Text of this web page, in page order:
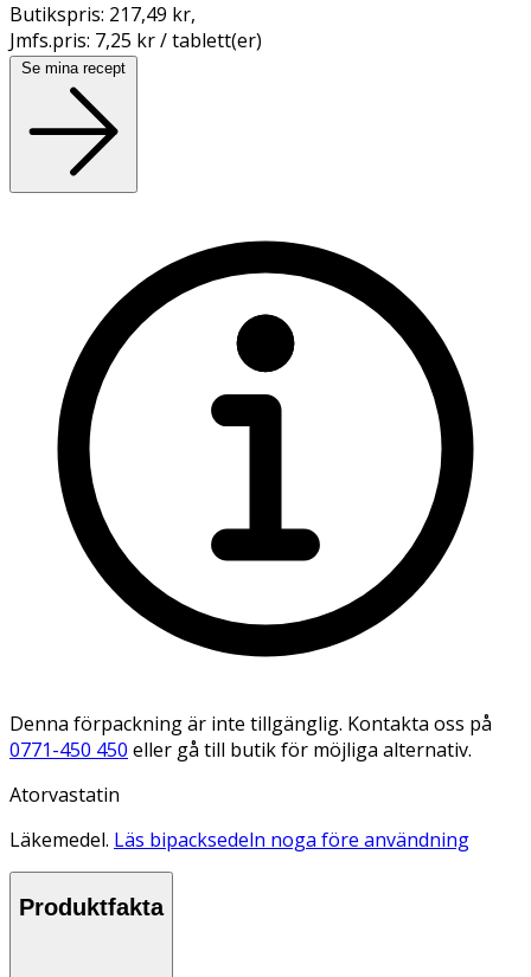
Butikspris: 217,49 kr,
Jmfs.pris: 7,25 kr / tablett(er)
Se mina recept
Denna förpackning är inte tillgänglig. Kontakta oss på
0771-450 450 eller gå till butik för möjliga alternativ.
Atorvastatin
Läkemedel. Läs bipacksedeln noga före användning
Produktfakta